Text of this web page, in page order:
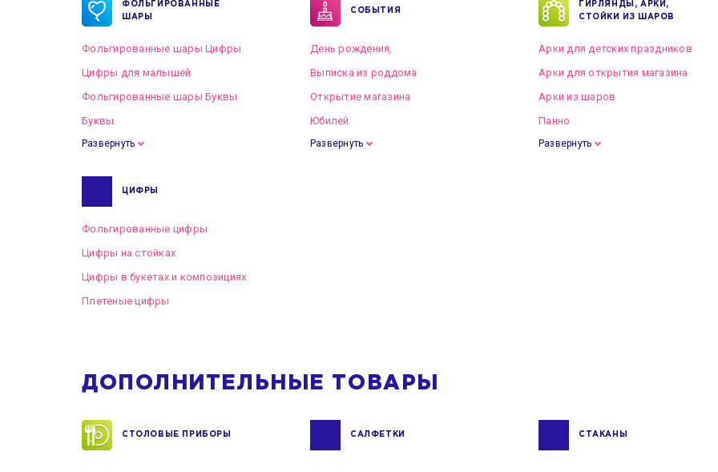
ФОЛЬГИРОВАННЫЕ
ШАРЫ
Фольгированные шары Цифры
Цифры для малышей
Фольгированные шары Буквы
Буквы
Развернуть
СОБЫТИЯ
День рождения,
Выписка из роддома
Открытие магазина
Юбилей
Развернуть
ГИРЛЯНДЫ, АРКИ,
СТОЙКИ ИЗ ШАРОВ
Арки для детских праздников
Арки для открытия магазина
Арки из шаров
Панно
Развернуть
ЦИФРЫ
Фольгированные цифры
Цифры на стойках
Цифры в букетах и композициях
Плетеные цифры
ДОПОЛНИТЕЛЬНЫЕ ТОВАРЫ
СТОЛОВЫЕ ПРИБОРЫ САЛФЕТКИ СТАКАНЫ